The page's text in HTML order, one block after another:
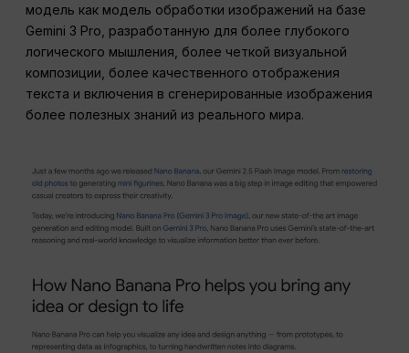
модель как модель обработки изображений на базе
Gemini 3 Pro, разработанную для более глубокого
логического мышления, более четкой визуальной
композиции, более качественного отображения
текста и включения в сгенерированные изображения
более полезных знаний из реального мира.